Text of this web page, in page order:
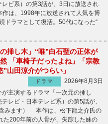
レビ系）の第3話が、3日に放送され
は、1998年に放送されて人気を博
ドラマとして復活。50代になった“
の挿し木」“唯”白石聖の正体が
「車椅子だったよね」「宗教
”山田涼介がつらい」
ドラマ
2026年8月3日
主演するドラマ「一次元の挿し
レビ・日本テレビ系）の第5話が、
みます） 本作は、松下龍之介氏の
た200年前の人骨が、失踪した妹の